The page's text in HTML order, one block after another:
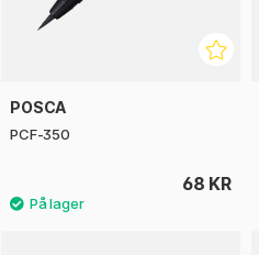
POSCA
PCF-350
68 KR